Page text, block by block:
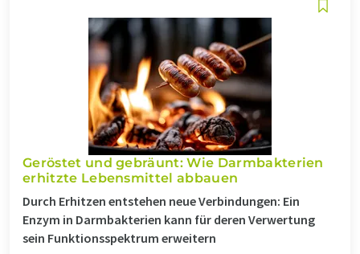
Geröstet und gebräunt: Wie Darmbakterien
erhitzte Lebensmittel abbauen
Durch Erhitzen entstehen neue Verbindungen: Ein
Enzym in Darmbakterien kann für deren Verwertung
sein Funktionsspektrum erweitern